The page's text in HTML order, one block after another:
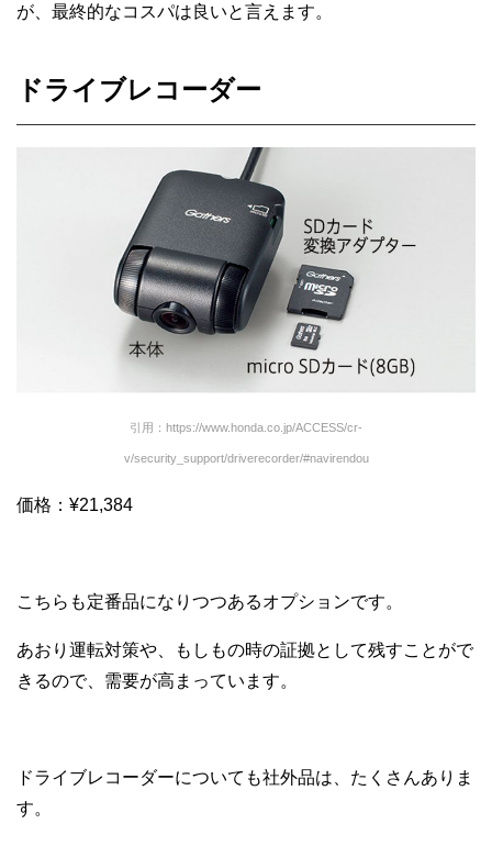
が、最終的なコスパは良いと言えます。
ドライブレコーダー
引用：https://www.honda.co.jp/ACCESS/cr-
v/security_support/driverecorder/#navirendou
価格：¥21,384
こちらも定番品になりつつあるオプションです。
あおり運転対策や、もしもの時の証拠として残すことがで
きるので、需要が高まっています。
ドライブレコーダーについても社外品は、たくさんありま
す。